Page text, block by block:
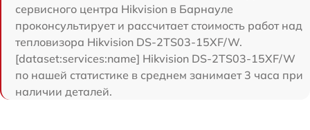
сервисного центра Hikvision в Барнауле
проконсультирует и рассчитает стоимость работ над
тепловизора Hikvision DS-2TS03-15XF/W.
[dataset:services:name] Hikvision DS-2TS03-15XF/W
по нашей статистике в среднем занимает 3 часа при
наличии деталей.